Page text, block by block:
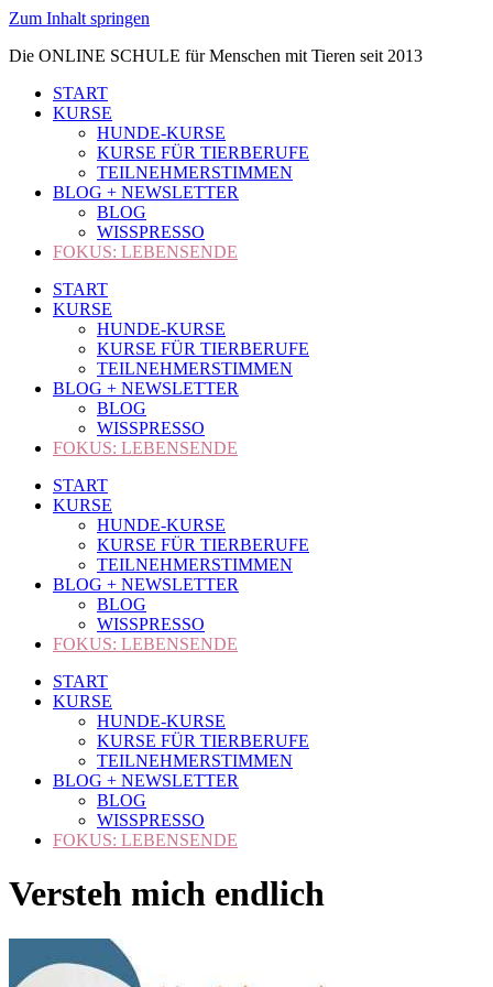
Zum Inhalt springen
Die ONLINE SCHULE für Menschen mit Tieren seit 2013
START
KURSE
HUNDE-KURSE
KURSE FÜR TIERBERUFE
TEILNEHMERSTIMMEN
BLOG + NEWSLETTER
BLOG
WISSPRESSO
FOKUS: LEBENSENDE
START
KURSE
HUNDE-KURSE
KURSE FÜR TIERBERUFE
TEILNEHMERSTIMMEN
BLOG + NEWSLETTER
BLOG
WISSPRESSO
FOKUS: LEBENSENDE
START
KURSE
HUNDE-KURSE
KURSE FÜR TIERBERUFE
TEILNEHMERSTIMMEN
BLOG + NEWSLETTER
BLOG
WISSPRESSO
FOKUS: LEBENSENDE
START
KURSE
HUNDE-KURSE
KURSE FÜR TIERBERUFE
TEILNEHMERSTIMMEN
BLOG + NEWSLETTER
BLOG
WISSPRESSO
FOKUS: LEBENSENDE
Versteh mich endlich